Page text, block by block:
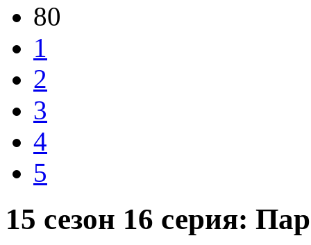
80
1
2
3
4
5
15 сезон 16 серия: